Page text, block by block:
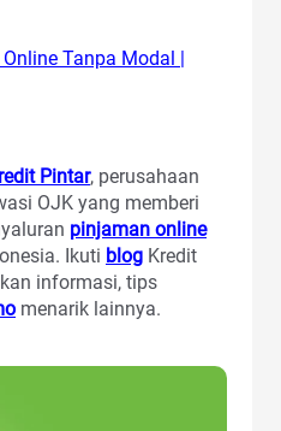
Tanpa Modal |
Pintar, perusahaan
OJK yang memberi
pinjaman online
Ikuti blog Kredit
informasi, tips
menarik lainnya.